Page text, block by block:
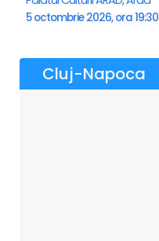
5 octombrie 2026, ora 19:30
Cluj-Napoca